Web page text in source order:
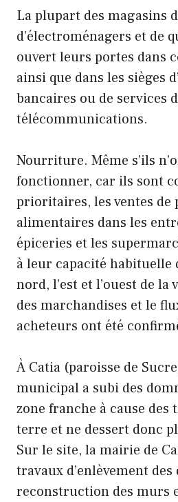
La plupart des magasins
d’électroménagers et de
ouvert leurs portes dans
ainsi que dans les sièges
bancaires ou de services
télécommunications.
Nourriture. Même s’ils
fonctionner, car ils sont
prioritaires, les ventes de
alimentaires dans les
épiceries et les
à leur capacité habituelle
nord, l’est et l’ouest de
des marchandises et le
acheteurs ont été
À Catia (paroisse de
municipal a subi des
zone franche à cause des
terre et ne dessert donc
Sur le site, la mairie de
travaux d’enlèvement des
reconstruction des murs